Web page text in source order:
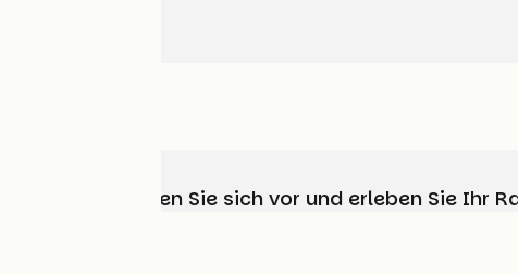
Wählen, bereiten Sie sich vor und erleben Sie Ihr